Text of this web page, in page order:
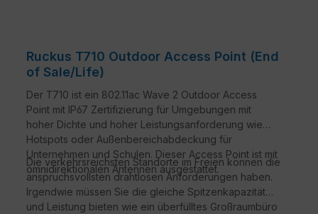
Ruckus T710 Outdoor Access Point (End
of Sale/Life)
Der T710 ist ein 802.11ac Wave 2 Outdoor Access
Point mit IP67 Zertifizierung für Umgebungen mit
hoher Dichte und hoher Leistungsanforderung wie
Hotspots oder Außenbereichabdeckung für
Unternehmen und Schulen. Dieser Access Point ist mit
omnidirektionalen Antennen ausgestattet.
Die verkehrsreichsten Standorte im Freien können die
anspruchsvollsten drahtlosen Anforderungen haben.
Irgendwie müssen Sie die gleiche Spitzenkapazität
und Leistung bieten wie ein überfülltes Großraumbüro